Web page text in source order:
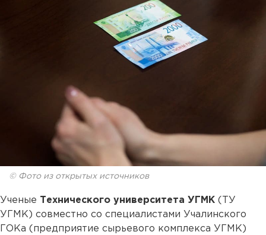
© Фото из открытых источников
Ученые Технического университета УГМК (ТУ
УГМК) совместно со специалистами Учалинского
ГОКа (предприятие сырьевого комплекса УГМК)